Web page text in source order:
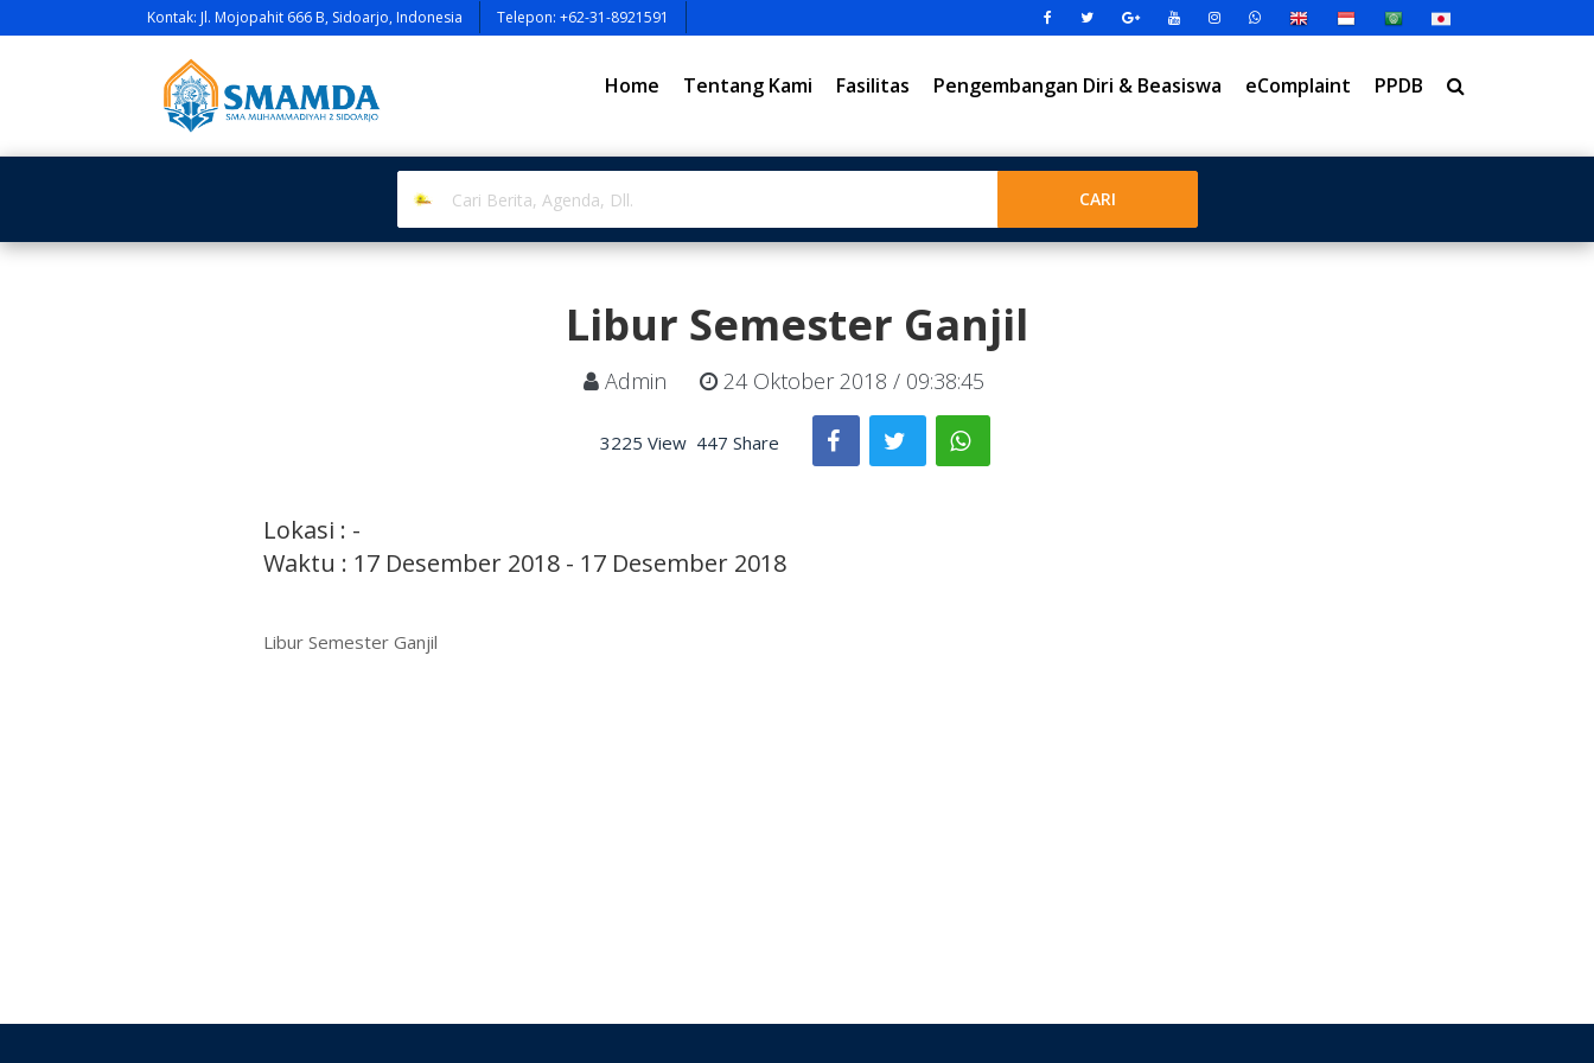
Kontak: Jl. Mojopahit 666 B, Sidoarjo, Indonesia Telepon: +62-31-8921591
Home Tentang Kami Fasilitas Pengembangan Diri & Beasiswa eComplaint PPDB
Libur Semester Ganjil
Admin 24 Oktober 2018 / 09:38:45
3225 View 447 Share
Lokasi : -
Waktu : 17 Desember 2018 - 17 Desember 2018
Libur Semester Ganjil